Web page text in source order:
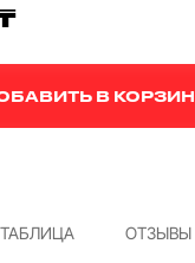
В
ТАБЛИЦА ОТЗЫВЫ